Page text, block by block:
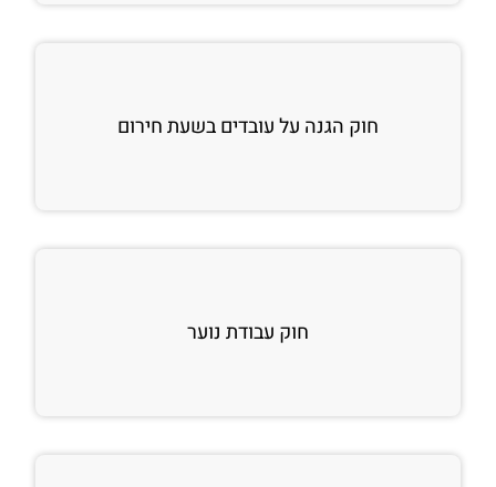
חוק הגנה על עובדים בשעת חירום
חוק עבודת נוער